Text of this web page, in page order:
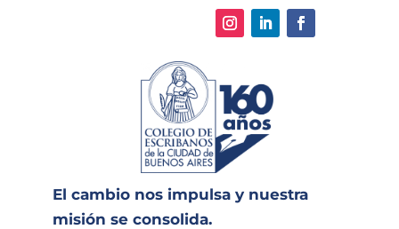
El cambio nos impulsa y nuestra
misión se consolida.